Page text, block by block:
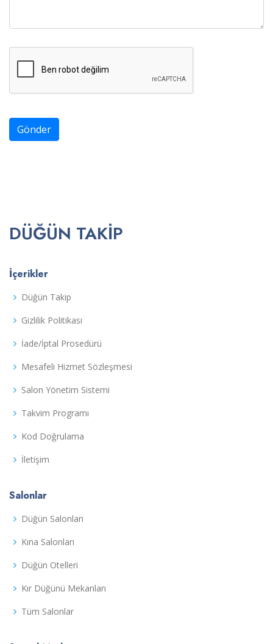
Gönder
DÜĞÜN TAKIP
İçerikler
Düğün Takip
Gizlilik Politikası
İade/İptal Prosedürü
Mesafeli Hizmet Sözleşmesi
Salon Yönetim Sistemi
Takvim Programı
Kod Doğrulama
İletişim
Salonlar
Düğün Salonları
Kına Salonları
Düğün Otelleri
Kır Düğünü Mekanları
Tüm Salonlar